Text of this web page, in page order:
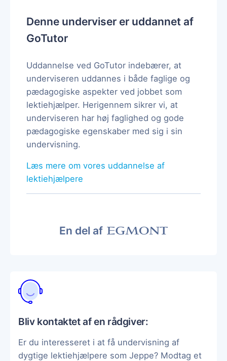
Denne underviser er uddannet af
GoTutor
Uddannelse ved GoTutor indebærer, at
underviseren uddannes i både faglige og
pædagogiske aspekter ved jobbet som
lektiehjælper. Herigennem sikrer vi, at
underviseren har høj faglighed og gode
pædagogiske egenskaber med sig i sin
undervisning.
Læs mere om vores uddannelse af
lektiehjælpere
En del af
Bliv kontaktet af en rådgiver:
Er du interesseret i at få undervisning af
dygtige lektiehjælpere som Jeppe? Modtag et